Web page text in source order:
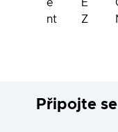
Připojte